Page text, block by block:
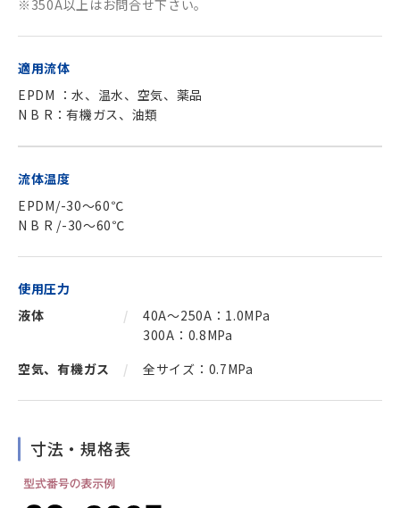
※350A以上はお問合せ下さい。
適用流体
EPDM ：水、温水、空気、薬品
N B R：有機ガス、油類
流体温度
EPDM/-30～60℃
N B R /-30～60℃
使用圧力
液体
40A～250A：1.0MPa
300A：0.8MPa
空気、有機ガス
全サイズ：0.7MPa
寸法・規格表